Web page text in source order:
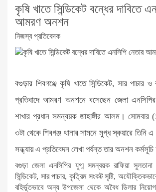
কৃষি খাতে সিন্ডিকেট বন্ধের দাবিতে
আমরণ অনশন
নিজস্ব প্রতিবেদক
বগুড়ার শিবগঞ্জে কৃষি খাতে সিন্ডিকেট, সার পাচার
প্রতিবাদে আমরণ অনশনে বসেছেন জেলা
শাখার প্রধান সমন্বয়ক জাহাঙ্গীর আলম। সোমবার
৩টা থেকে শিবগঞ্জ থানার সামনে মুগ্ধ স্কয়ারে তিনি
সন্ধ্যায় এ প্রতিবেদন লেখা পর্যন্ত তার অনশন
বগুড়া জেলা এনসিপির যুগ্ম সমন্বয়ক রাফিয়া সুলতানা
সিন্ডিকেট, সার পাচার, কৃত্রিম সংকট সৃষ্টি,
বহির্ভূতভাবে অন্য উপজেলা থেকে অবৈধ ডিলার